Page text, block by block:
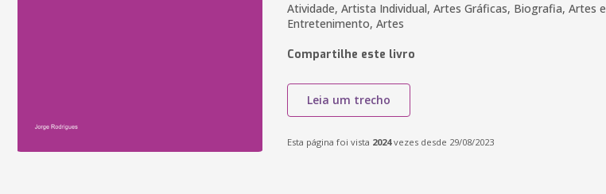
Atividade, Artista Individual, Artes Gráficas, Biografia, Artes e
Entretenimento, Artes
Compartilhe este livro
Leia um trecho
Esta página foi vista 2024vezes desde 29/08/2023